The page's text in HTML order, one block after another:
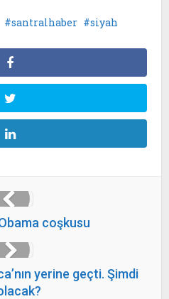
santralhaber siyah
coşkusu
yerine geçti. Şimdi